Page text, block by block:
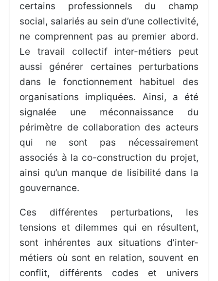
certains professionnels du champ
social, salariés au sein d’une collectivité,
ne comprennent pas au premier abord.
Le travail collectif inter-métiers peut
aussi générer certaines perturbations
dans le fonctionnement habituel des
organisations impliquées. Ainsi, a été
signalée une méconnaissance du
périmètre de collaboration des acteurs
qui ne sont pas nécessairement
associés à la co-construction du projet,
ainsi qu’un manque de lisibilité dans la
gouvernance.
Ces différentes perturbations, les
tensions et dilemmes qui en résultent,
sont inhérentes aux situations d’inter-
métiers où sont en relation, souvent en
conflit, différents codes et univers